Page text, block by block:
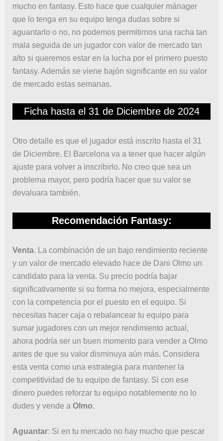
mucho en fantasy. Esto hace que cualquier mánager
que lo tenga en su equipo tenga dudas sobre si
aguantarlo o no, no podemos permitirnos una racha tan
mala seguida de un jugador con valor de mercado tan
alto si queremos estar en la lucha por el primero puesto
fantasy. Además se viene bajón significante en su valor
de mercado estas semanas.
Ficha hasta el 31 de Diciembre de 2024
Otro detalle es que el jugador está inscrito hasta el 31
de Diciembre. El Barcelona va a tener que hacer algún
ajuste para volver a inscribirlo. No creo que sea un
problema mayor, pero podría hacer que su valor se
devaluara también.
Recomendación Fantasy:
Venta. La combinación de un bajo rendimiento reciente
y un valor de mercado elevado hace de Dani Olmo un
candidato para la venta. Su precio podría bajar
significativamente si su forma no mejora, especialmente
con la competencia por el puesto en el equipo. Si
necesitas hacer caja o rebalancear tu equipo para
sumar jugadores con un mejor rendimiento actual,
ahora podría ser un buen momento para vender a Olmo
antes de que su valor disminuya aún más. Considera
esta venta como una estrategia para mantener la
competitividad de tu equipo de fantasy. Si con ese
dinero puedes reforzar tu equipo notablemente no lo
dudes y vende a Olmo.
Aguantar: Si en tu mercado no hay mucho que pescar